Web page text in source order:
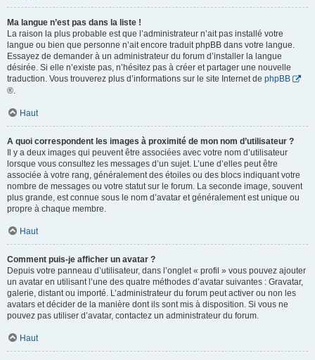
Ma langue n’est pas dans la liste !
La raison la plus probable est que l’administrateur n’ait pas installé votre
langue ou bien que personne n’ait encore traduit phpBB dans votre langue.
Essayez de demander à un administrateur du forum d’installer la langue
désirée. Si elle n’existe pas, n’hésitez pas à créer et partager une nouvelle
traduction. Vous trouverez plus d’informations sur le site Internet de phpBB
®.
Haut
A quoi correspondent les images à proximité de mon nom d’utilisateur ?
Il y a deux images qui peuvent être associées avec votre nom d’utilisateur
lorsque vous consultez les messages d’un sujet. L’une d’elles peut être
associée à votre rang, généralement des étoiles ou des blocs indiquant votre
nombre de messages ou votre statut sur le forum. La seconde image, souvent
plus grande, est connue sous le nom d’avatar et généralement est unique ou
propre à chaque membre.
Haut
Comment puis-je afficher un avatar ?
Depuis votre panneau d’utilisateur, dans l’onglet « profil » vous pouvez ajouter
un avatar en utilisant l’une des quatre méthodes d’avatar suivantes : Gravatar,
galerie, distant ou importé. L’administrateur du forum peut activer ou non les
avatars et décider de la manière dont ils sont mis à disposition. Si vous ne
pouvez pas utiliser d’avatar, contactez un administrateur du forum.
Haut